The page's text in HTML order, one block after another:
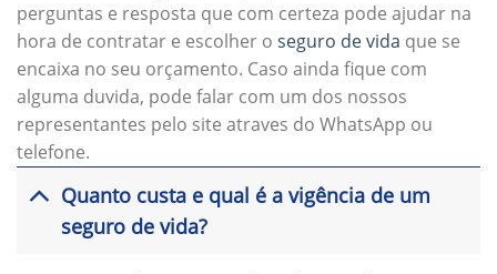
perguntas e resposta que com certeza pode ajudar na
hora de contratar e escolher o seguro de vida que se
encaixa no seu orçamento. Caso ainda fique com
alguma duvida, pode falar com um dos nossos
representantes pelo site atraves do WhatsApp ou
telefone.
Quanto custa e qual é a vigência de um
seguro de vida?